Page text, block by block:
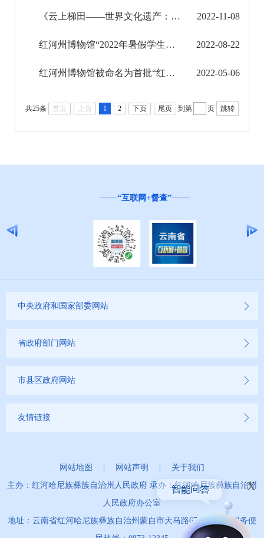
图书馆馆务信息公开
旅游市场秩序和服务质量信息公开
乡村振兴工作信息公开
推进户籍和出入境管理服务公开
其他
权责清单
《云上梯田——世界文化遗产：红河哈尼梯田文化景观特展》在邯郸市博物馆展出 2022-11-08
红河州博物馆“2022年暑假学生社会实践活动”圆满结束 2022-08-22
红河州博物馆被命名为首批“红河州青少年教育基地” 2022-05-06
共25条 首页 上页 1 2 下页 尾页 到第 页 跳转
“互联网+督查”
中央政府和国家部委网站
省政府部门网站
市县区政府网站
友情链接
网站地图 | 网站声明 | 关于我们
主办：红河哈尼族彝族自治州人民政府 承办：红河哈尼族彝族自治州
人民政府办公室
地址：云南省红河哈尼族彝族自治州蒙自市天马路67号 政务服务便
x